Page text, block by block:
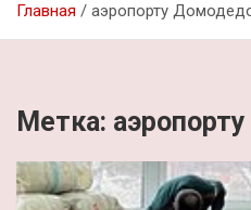
Главная аэропорту
Метка: